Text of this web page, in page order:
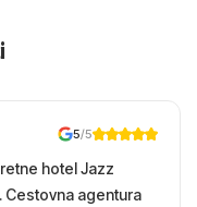
5/5
hotel Jazz
Cestovna agentura